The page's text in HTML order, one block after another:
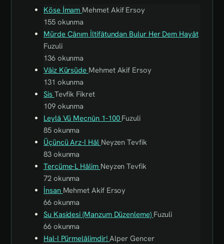
Köse İmam Mehmet Akif Ersoy
155 okunma
Mürde Cânım İltifâtundan Bulur Her Dem Hayât
Fuzuli
136 okunma
Vâiz Kürsüde Mehmet Akif Ersoy
131 okunma
Sis Tevfik Fikret
109 okunma
Leylâ Vü Mecnûn 1-100 Fuzuli
85 okunma
Üçüncü Arz-I Hâl Neyzen Tevfik
83 okunma
Tercüme-L Hâlim Neyzen Tevfik
72 okunma
İnsan Mehmet Akif Ersoy
66 okunma
Su Kasidesi (Manzum Düzenleme) Fuzuli
66 okunma
Hal-I Pürmelâlimdir!Alper Gencer